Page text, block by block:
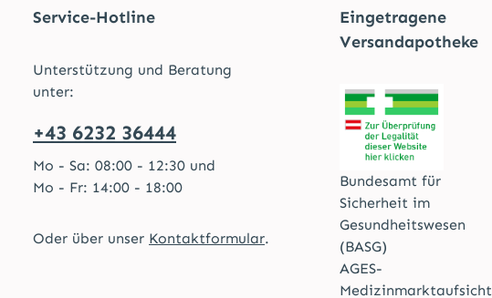
Service-Hotline
Unterstützung und Beratung
unter:
+43 6232 36444
Mo - Sa: 08:00 - 12:30 und
Mo - Fr: 14:00 - 18:00
Oder über unser Kontaktformular.
Eingetragene
Versandapotheke
Bundesamt für
Sicherheit im
Gesundheitswesen
(BASG)
AGES-
Medizinmarktaufsicht